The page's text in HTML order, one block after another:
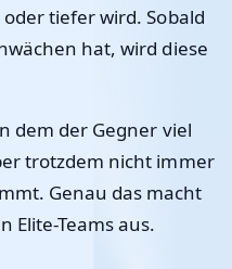
tiefer wird. Sobald
hat, wird diese
dem der Gegner viel
trotzdem nicht immer
Genau das macht
Elite-Teams aus.